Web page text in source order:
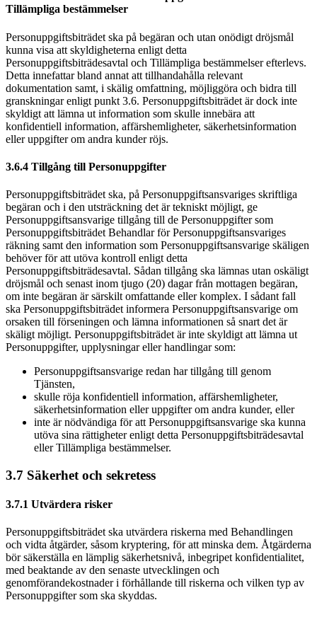
Tillämpliga bestämmelser
Personuppgiftsbiträdet ska på begäran och utan onödigt dröjsmål
kunna visa att skyldigheterna enligt detta
Personuppgiftsbiträdesavtal och Tillämpliga bestämmelser efterlevs.
Detta innefattar bland annat att tillhandahålla relevant
dokumentation samt, i skälig omfattning, möjliggöra och bidra till
granskningar enligt punkt 3.6. Personuppgiftsbiträdet är dock inte
skyldigt att lämna ut information som skulle innebära att
konfidentiell information, affärshemligheter, säkerhetsinformation
eller uppgifter om andra kunder röjs.
3.6.4 Tillgång till Personuppgifter
Personuppgiftsbiträdet ska, på Personuppgiftsansvariges skriftliga
begäran och i den utsträckning det är tekniskt möjligt, ge
Personuppgiftsansvarige tillgång till de Personuppgifter som
Personuppgiftsbiträdet Behandlar för Personuppgiftsansvariges
räkning samt den information som Personuppgiftsansvarige skäligen
behöver för att utöva kontroll enligt detta
Personuppgiftsbiträdesavtal. Sådan tillgång ska lämnas utan oskäligt
dröjsmål och senast inom tjugo (20) dagar från mottagen begäran,
om inte begäran är särskilt omfattande eller komplex. I sådant fall
ska Personuppgiftsbiträdet informera Personuppgiftsansvarige om
orsaken till förseningen och lämna informationen så snart det är
skäligt möjligt. Personuppgiftsbiträdet är inte skyldigt att lämna ut
Personuppgifter, upplysningar eller handlingar som:
Personuppgiftsansvarige redan har tillgång till genom
Tjänsten,
skulle röja konfidentiell information, affärshemligheter,
säkerhetsinformation eller uppgifter om andra kunder, eller
inte är nödvändiga för att Personuppgiftsansvarige ska kunna
utöva sina rättigheter enligt detta Personuppgiftsbiträdesavtal
eller Tillämpliga bestämmelser.
3.7 Säkerhet och sekretess
3.7.1 Utvärdera risker
Personuppgiftsbiträdet ska utvärdera riskerna med Behandlingen
och vidta åtgärder, såsom kryptering, för att minska dem. Åtgärderna
bör säkerställa en lämplig säkerhetsnivå, inbegripet konfidentialitet,
med beaktande av den senaste utvecklingen och
genomförandekostnader i förhållande till riskerna och vilken typ av
Personuppgifter som ska skyddas.